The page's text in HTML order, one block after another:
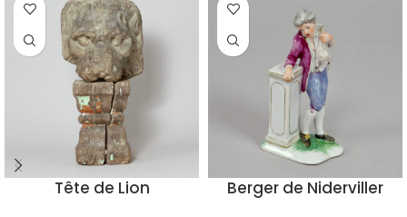
Tête de Lion Berger de Niderviller